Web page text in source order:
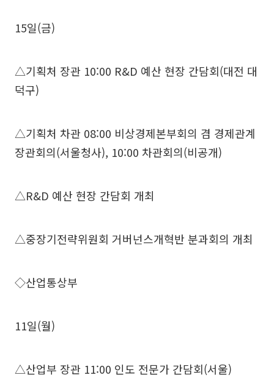
15일(금)
△기획처 장관 10:00 R&D 예산 현장 간담회(대전 대
덕구)
△기획처 차관 08:00 비상경제본부회의 겸 경제관계
장관회의(서울청사), 10:00 차관회의(비공개)
△R&D 예산 현장 간담회 개최
△중장기전략위원회 거버넌스개혁반 분과회의 개최
◇산업통상부
11일(월)
△산업부 장관 11:00 인도 전문가 간담회(서울)